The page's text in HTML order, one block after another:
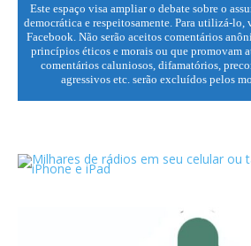
Este espaço visa ampliar o debate sobre o
democrática e respeitosamente. Para utilizá-lo,
Facebook. Não serão aceitos comentários
princípios éticos e morais ou que promovam
comentários caluniosos, difamatórios,
agressivos etc. serão excluídos pelos